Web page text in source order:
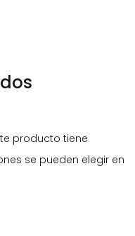
producto tiene
se pueden elegir en